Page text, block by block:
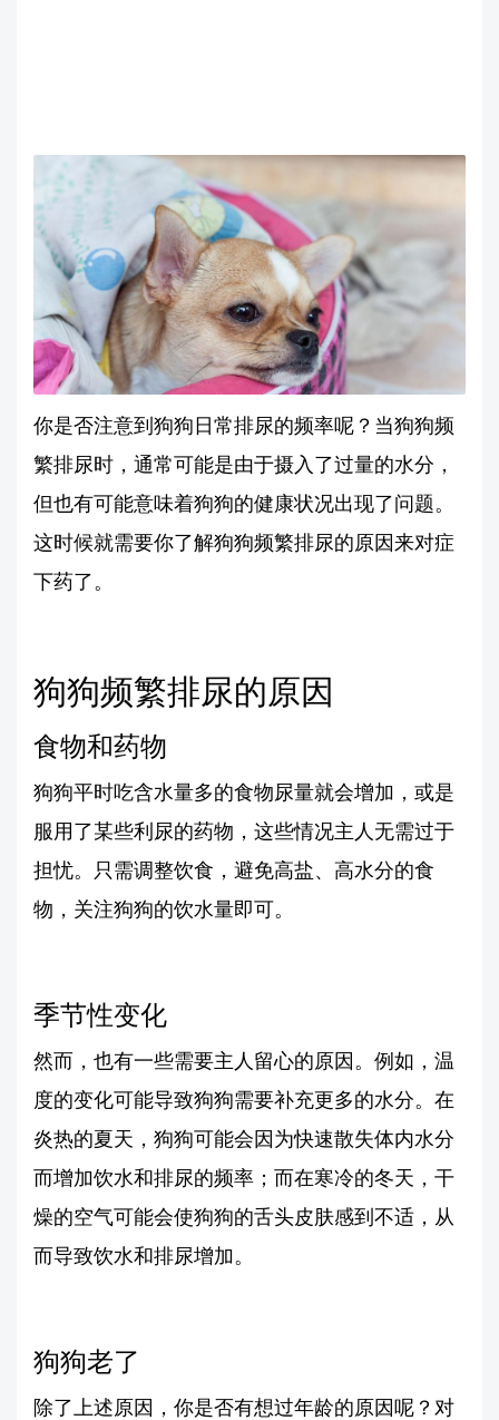
你是否注意到狗狗日常排尿的频率呢？当狗狗频
繁排尿时，通常可能是由于摄入了过量的水分，
但也有可能意味着狗狗的健康状况出现了问题。
这时候就需要你了解狗狗频繁排尿的原因来对症
下药了。
狗狗频繁排尿的原因
食物和药物
狗狗平时吃含水量多的食物尿量就会增加，或是
服用了某些利尿的药物，这些情况主人无需过于
担忧。只需调整饮食，避免高盐、高水分的食
物，关注狗狗的饮水量即可。
季节性变化
然而，也有一些需要主人留心的原因。例如，温
度的变化可能导致狗狗需要补充更多的水分。在
炎热的夏天，狗狗可能会因为快速散失体内水分
而增加饮水和排尿的频率；而在寒冷的冬天，干
燥的空气可能会使狗狗的舌头皮肤感到不适，从
而导致饮水和排尿增加。
狗狗老了
除了上述原因，你是否有想过年龄的原因呢？对